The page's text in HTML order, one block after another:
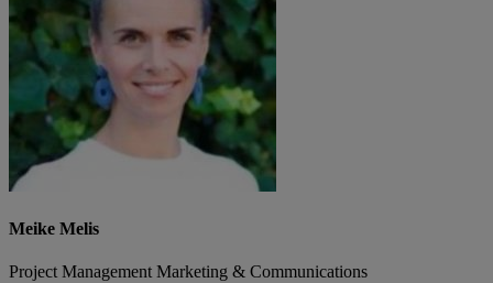
Meike Melis
Project Management Marketing & Communications